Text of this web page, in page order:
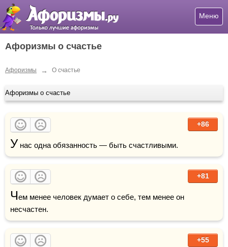
Меню
Афоризмы о счастье
Афоризмы → О счастье
Афоризмы о счастье
+86
У нас одна обязанность — быть счастливыми.
+81
Чем менее человек думает о себе, тем менее он
несчастен.
+55